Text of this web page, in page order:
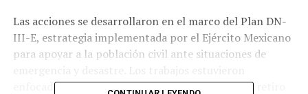
Las acciones se desarrollaron en el marco del Plan DN-
III-E, estrategia implementada por el Ejército Mexicano
para apoyar a la población civil ante situaciones de
enfocados en la limpieza de cunetas, desazolve y retiro